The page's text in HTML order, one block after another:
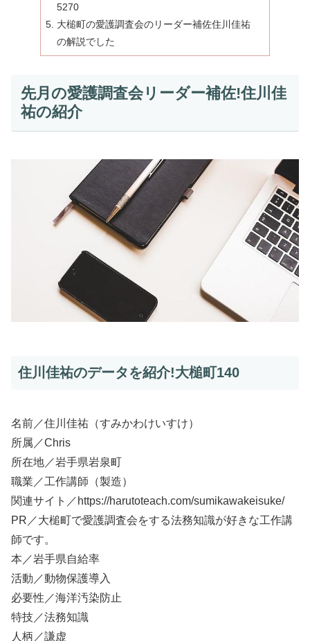
5270
大槌町の愛護調査会のリーダー補佐住川佳祐
の解説でした
先月の愛護調査会リーダー補佐!住川佳
祐の紹介
住川佳祐のデータを紹介!大槌町140
名前／住川佳祐（すみかわけいすけ）
所属／Chris
所在地／岩手県岩泉町
職業／工作講師（製造）
関連サイト／https://harutoteach.com/sumikawakeisuke/
PR／大槌町で愛護調査会をする法務知識が好きな工作講
師です。
本／岩手県自給率
活動／動物保護導入
必要性／海洋汚染防止
特技／法務知識
人柄／謙虚